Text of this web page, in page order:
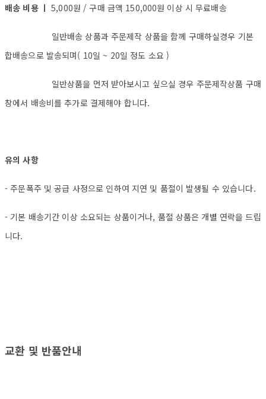
배송 비용 ㅣ5,000원 / 구매 금액 150,000원 이상 시 무료배송
일반배송 상품과 주문제작 상품을 함께 구매하실경우 기본
합배송으로 발송되며( 10일 ~ 20일 정도 소요 )
일반상품을 먼저 받아보시고 싶으실 경우 주문제작상품 구매
창에서 배송비를 추가로 결제해야 합니다.
유의 사항
- 주문폭주 및 공급 사정으로 인하여 지연 및 품절이 발생될 수 있습니다.
- 기본 배송기간 이상 소요되는 상품이거나, 품절 상품은 개별 연락을 드립
니다.
교환 및 반품안내